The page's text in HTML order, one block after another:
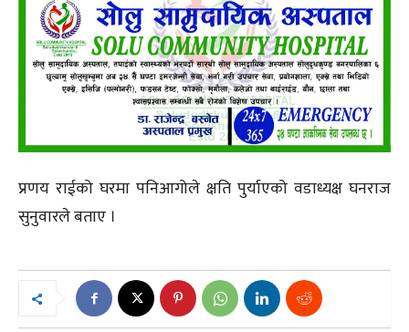
प्रणय राईको घरमा पनिआगोले क्षति पुर्याएको वडाध्यक्ष घनराज
सुनुवारले बताए ।